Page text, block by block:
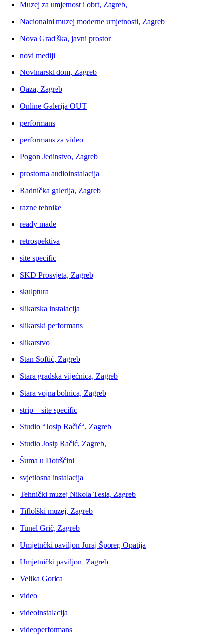
Muzej za umjetnost i obrt, Zagreb,
Nacionalni muzej moderne umjetnosti, Zagreb
Nova Gradiška, javni prostor
novi mediji
Novinarski dom, Zagreb
Oaza, Zagreb
Online Galerija OUT
performans
performans za video
Pogon Jedinstvo, Zagreb
prostorna audioinstalacija
Radnička galerija, Zagreb
razne tehnike
ready made
retrospektiva
site specific
SKD Prosvjeta, Zagreb
skulptura
slikarska instalacija
slikarski performans
slikarstvo
Stan Softić, Zagreb
Stara gradska vijećnica, Zagreb
Stara vojna bolnica, Zagreb
strip – site specific
Studio “Josip Račić“, Zagreb
Studio Josip Račić, Zagreb,
Šuma u Dotršćini
svjetlosna instalacija
Tehnički muzej Nikola Tesla, Zagreb
Tiflolški muzej, Zagreb
Tunel Grič, Zagreb
Umjetnčki paviljon Juraj Šporer, Opatija
Umjetnički paviljon, Zagreb
Velika Gorica
video
videoinstalacija
videoperformans